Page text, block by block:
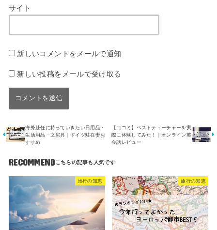
サイト
新しいコメントをメールで通知
新しい投稿をメールで受け取る
海外赴任に持っていきたい日用品・
生活用品・文房具｜ドイツ駐在妻お
すすめ
【口コミ】ベストティーチャーを実
際に体験してみた！｜オンライン英
会話レビュー
RECOMMEND
旅行の知恵 旅行の知恵